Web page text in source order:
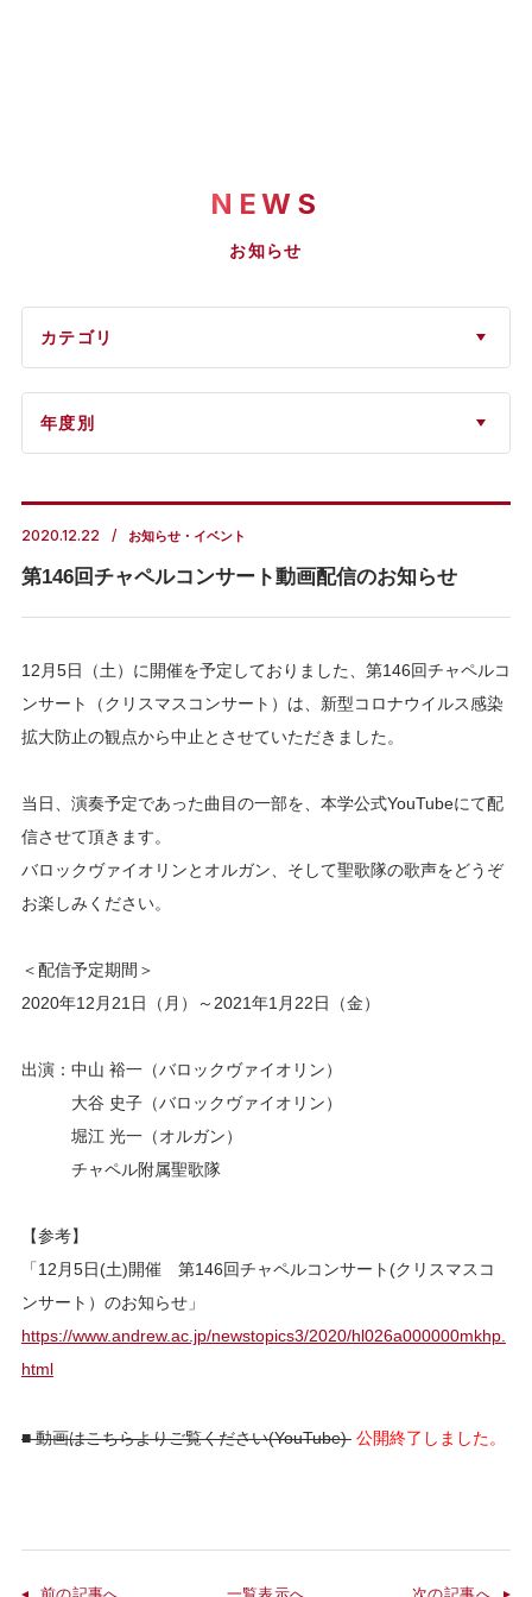
NEWS
お知らせ
2020.12.22 お知らせ・イベント
第146回チャペルコンサート動画配信のお知らせ
12月5日（土）に開催を予定しておりました、第146回チャペルコ
ンサート（クリスマスコンサート）は、新型コロナウイルス感染
拡大防止の観点から中止とさせていただきました。
当日、演奏予定であった曲目の一部を、本学公式YouTubeにて配
信させて頂きます。
バロックヴァイオリンとオルガン、そして聖歌隊の歌声をどうぞ
お楽しみください。
＜配信予定期間＞
2020年12月21日（月）～2021年1月22日（金）
出演：中山 裕一（バロックヴァイオリン）
大谷 史子（バロックヴァイオリン）
堀江 光一（オルガン）
チャペル附属聖歌隊
【参考】
「12月5日(土)開催 第146回チャペルコンサート(クリスマスコ
ンサート）のお知らせ」
https://www.andrew.ac.jp/newstopics3/2020/hl026a000000mkhp.
html
■ 動画はこちらよりご覧ください(YouTube) 公開終了しました。
カテゴリ
年度別